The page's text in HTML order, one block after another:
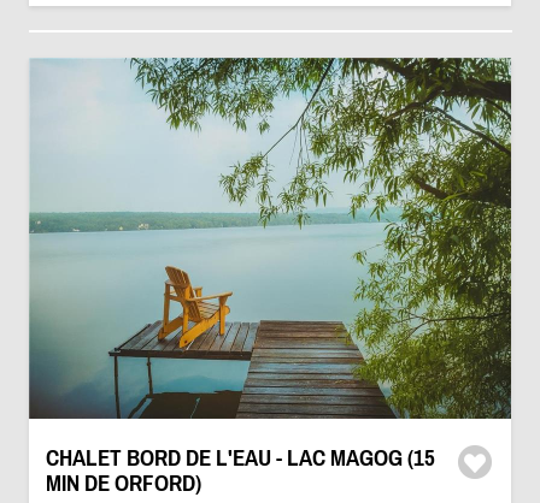
CHALET BORD DE L'EAU - LAC MAGOG (15
MIN DE ORFORD)